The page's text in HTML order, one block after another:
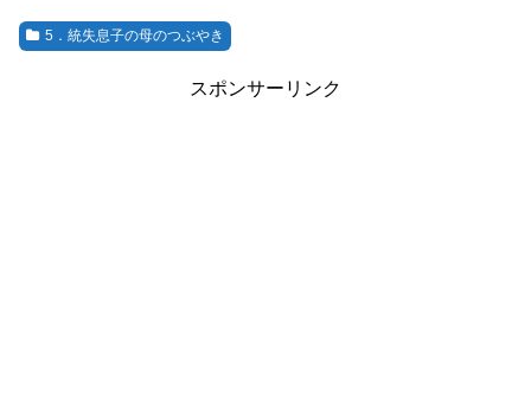
5．統失息子の母のつぶやき
スポンサーリンク